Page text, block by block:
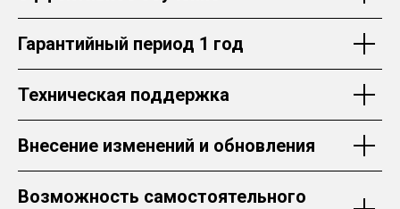
Гарантийный период 1 год
Техническая поддержка
Внесение изменений и обновления
Возможность самостоятельного